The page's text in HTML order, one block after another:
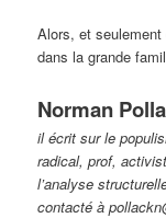
Alors, et seulement
dans la grande
Norman
il écrit sur le
radical, prof,
l’analyse
contacté à